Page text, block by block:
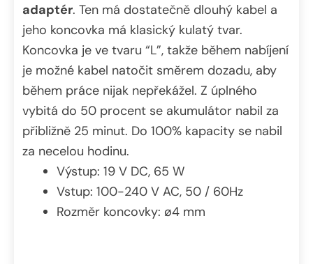
adaptér. Ten má dostatečně dlouhý kabel a
jeho koncovka má klasický kulatý tvar.
Koncovka je ve tvaru “L”, takže během nabíjení
je možné kabel natočit směrem dozadu, aby
během práce nijak nepřekážel. Z úplného
vybitá do 50 procent se akumulátor nabil za
přibližně 25 minut. Do 100% kapacity se nabil
za necelou hodinu.
Výstup: 19 V DC, 65 W
Vstup: 100-240 V AC, 50 / 60Hz
Rozměr koncovky: ø4 mm